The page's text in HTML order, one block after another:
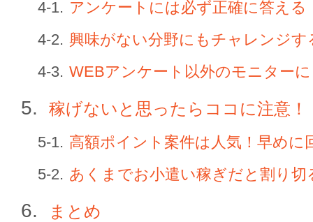
アンケートには必ず正確に答える
興味がない分野にもチャレンジす
WEBアンケート以外のモニター
稼げないと思ったらココに注意！
高額ポイント案件は人気！早めに
あくまでお小遣い稼ぎだと割り切
まとめ